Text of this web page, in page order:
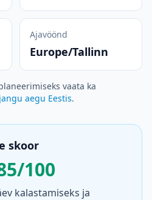
Ajavöönd
Europe/Tallinn
vaata ka
aegu Eestis.
skoor
100
kalastamiseks ja